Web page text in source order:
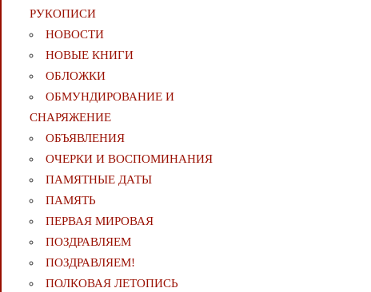
РУКОПИСИ
НОВОСТИ
НОВЫЕ КНИГИ
ОБЛОЖКИ
ОБМУНДИРОВАНИЕ И
СНАРЯЖЕНИЕ
ОБЪЯВЛЕНИЯ
ОЧЕРКИ И ВОСПОМИНАНИЯ
ПАМЯТНЫЕ ДАТЫ
ПАМЯТЬ
ПЕРВАЯ МИРОВАЯ
ПОЗДРАВЛЯЕМ
ПОЗДРАВЛЯЕМ!
ПОЛКОВАЯ ЛЕТОПИСЬ